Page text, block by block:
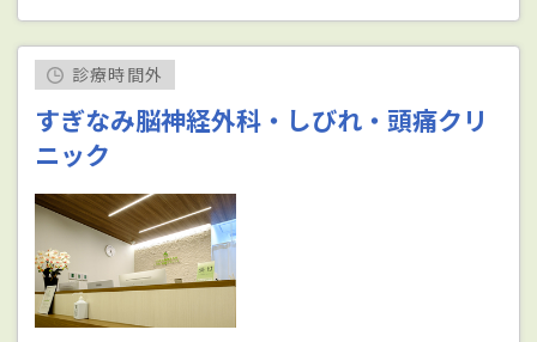
診療時間外
すぎなみ脳神経外科・しびれ・頭痛クリ
ニック